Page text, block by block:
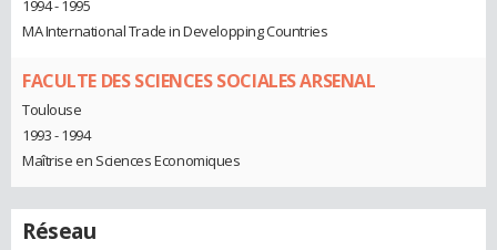
1994 - 1995
MA International Trade in Developping Countries
FACULTE DES SCIENCES SOCIALES ARSENAL
Toulouse
1993 - 1994
Maîtrise en Sciences Economiques
Réseau